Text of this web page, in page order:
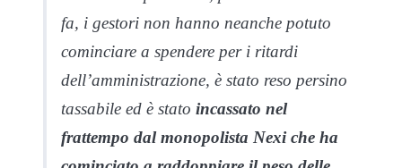
fa, i gestori non hanno neanche potuto
cominciare a spendere per i ritardi
dell’amministrazione, è stato reso persino
tassabile ed è stato incassato nel
frattempo dal monopolista Nexi che ha